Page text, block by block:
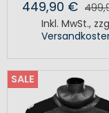
449,90 €
Inkl. MwSt.,
SALE